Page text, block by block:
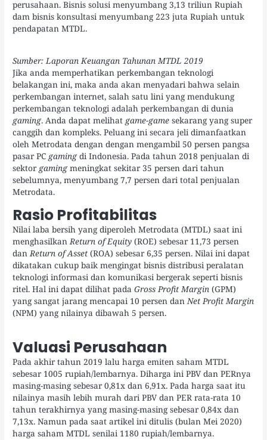
perusahaan. Bisnis solusi menyumbang 3,13 triliun Rupiah
dam bisnis konsultasi menyumbang 223 juta Rupiah untuk
pendapatan MTDL.
Sumber: Laporan Keuangan Tahunan MTDL 2019
Jika anda memperhatikan perkembangan teknologi
belakangan ini, maka anda akan menyadari bahwa selain
perkembangan internet, salah satu lini yang mendukung
perkembangan teknologi adalah perkembangan di dunia
gaming. Anda dapat melihat game-game sekarang yang super
canggih dan kompleks. Peluang ini secara jeli dimanfaatkan
oleh Metrodata dengan dengan mengambil 50 persen pangsa
pasar PC gaming di Indonesia. Pada tahun 2018 penjualan di
sektor gaming meningkat sekitar 35 persen dari tahun
sebelumnya, menyumbang 7,7 persen dari total penjualan
Metrodata.
Rasio Profitabilitas
Nilai laba bersih yang diperoleh Metrodata (MTDL) saat ini
menghasilkan Return of Equity (ROE) sebesar 11,73 persen
dan Return of Asset(ROA) sebesar 6,35 persen. Nilai ini dapat
dikatakan cukup baik mengingat bisnis distribusi peralatan
teknologi informasi dan komunikasi bergerak seperti bisnis
ritel. Hal ini dapat dilihat padaGross Profit Margin (GPM)
yang sangat jarang mencapai 10 persen dan Net Profit Margin
(NPM) yang nilainya dibawah 5 persen.
Valuasi Perusahaan
Pada akhir tahun 2019 lalu harga emiten saham MTDL
sebesar 1005 rupiah/lembarnya. Diharga ini PBV dan PERnya
masing-masing sebesar 0,81x dan 6,91x. Pada harga saat itu
nilainya masih lebih murah dari PBV dan PER rata-rata 10
tahun terakhirnya yang masing-masing sebesar 0,84x dan
7,13x. Namun pada saat artikel ini ditulis (bulan Mei 2020)
harga saham MTDL senilai 1180 rupiah/lembarnya.